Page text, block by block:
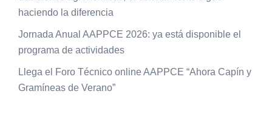
haciendo la diferencia
Jornada Anual AAPPCE 2026: ya está disponible el
programa de actividades
Llega el Foro Técnico online AAPPCE “Ahora Capín y
Gramíneas de Verano”